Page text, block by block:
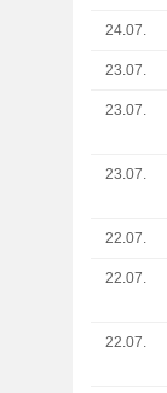
24.07.
23.07.
23.07.
23.07.
22.07.
22.07.
22.07.